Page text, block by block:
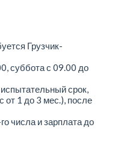
Грузчик-
суббота с 09.00 до
срок,
от 1 до 3 мес.), после
числа и зарплата до